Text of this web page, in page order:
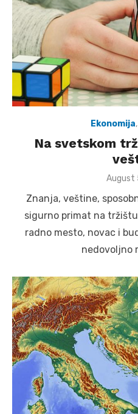
Ekonomija,
Na svetskom
Posted
August
Znanja, veštine,
sigurno primat na
radno mesto, novac i
nedovoljno